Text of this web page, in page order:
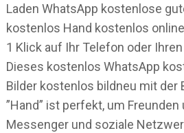
Laden WhatsApp kostenlose
kostenlos Hand kostenlos
1 Klick auf Ihr Telefon oder
Dieses kostenlos WhatsApp
Bilder kostenlos bildneu mit der
”Hand” ist perfekt, um
Messenger und soziale